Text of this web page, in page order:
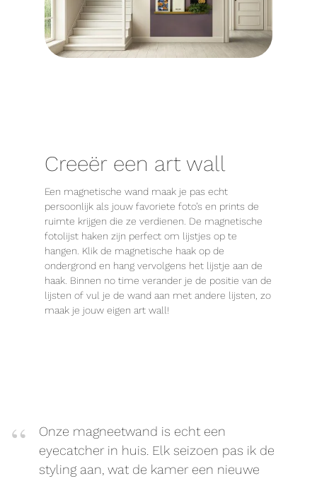
Creeër een art wall
Een magnetische wand maak je pas echt
persoonlijk als jouw favoriete foto’s en prints de
ruimte krijgen die ze verdienen. De magnetische
fotolijst haken zijn perfect om lijstjes op te
hangen. Klik de magnetische haak op de
ondergrond en hang vervolgens het lijstje aan de
haak. Binnen no time verander je de positie van de
lijsten of vul je de wand aan met andere lijsten, zo
maak je jouw eigen art wall!
Onze magneetwand is echt een
eyecatcher in huis. Elk seizoen pas ik de
styling aan, wat de kamer een nieuwe